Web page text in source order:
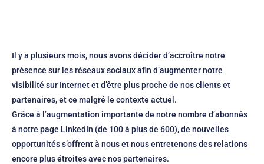
Il y a plusieurs mois, nous avons décider d’accroître notre
présence sur les réseaux sociaux afin d’augmenter notre
visibilité sur Internet et d’être plus proche de nos clients et
partenaires, et ce malgré le contexte actuel.
Grâce à l’augmentation importante de notre nombre d’abonnés
à notre page LinkedIn (de 100 à plus de 600), de nouvelles
opportunités s’offrent à nous et nous entretenons des relations
encore plus étroites avec nos partenaires.